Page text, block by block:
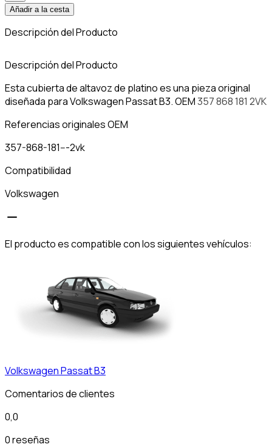
Añadir a la cesta
Descripción del Producto
Descripción del Producto
Esta cubierta de altavoz de platino es una pieza original
diseñada para Volkswagen Passat B3. OEM357 868 181 2VK
Referencias originales OEM
357-868-181---2vk
Compatibilidad
Volkswagen
El producto es compatible con los siguientes vehículos:
VolkswagenPassat B3
Comentarios de clientes
0,0
0 reseñas